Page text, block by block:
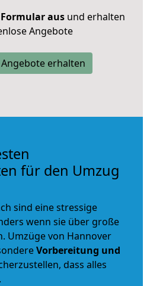
ausund erhalten
Angebote
erhalten
für den Umzug
sind eine stressige
wenn sie über große
Umzüge von Hannover
Vorbereitung und
dass alles